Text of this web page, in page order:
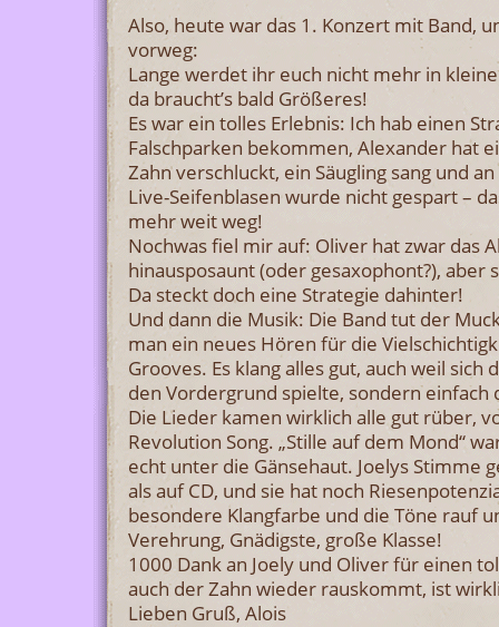
Also, heute war das 1. Konzert mit Band,
vorweg:
Lange werdet ihr euch nicht mehr in
da braucht’s bald Größeres!
Es war ein tolles Erlebnis: Ich hab einen
Falschparken bekommen, Alexander hat
Zahn verschluckt, ein Säugling sang und
Live-Seifenblasen wurde nicht gespart –
mehr weit weg!
Nochwas fiel mir auf: Oliver hat zwar das
hinausposaunt (oder gesaxophont?), aber
Da steckt doch eine Strategie dahinter!
Und dann die Musik: Die Band tut der
man ein neues Hören für die
Grooves. Es klang alles gut, auch weil
den Vordergrund spielte, sondern einfach
Die Lieder kamen wirklich alle gut rüber,
Revolution Song. „Stille auf dem Mond“
echt unter die Gänsehaut. Joelys Stimme
als auf CD, und sie hat noch
besondere Klangfarbe und die Töne rauf
Verehrung, Gnädigste, große Klasse!
1000 Dank an Joely und Oliver für einen
auch der Zahn wieder rauskommt, ist
Lieben Gruß, Alois